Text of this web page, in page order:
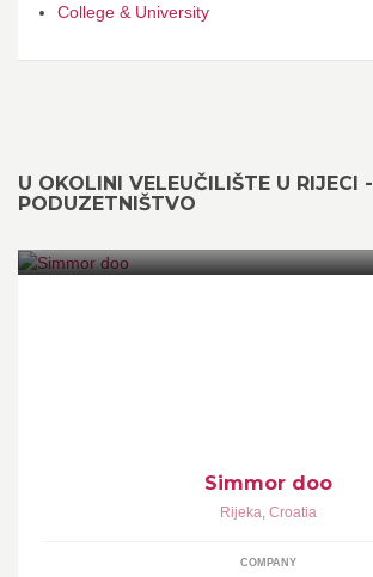
College & University
U OKOLINI VELEUČILIŠTE U RIJECI -
PODUZETNIŠTVO
Simmor doo
Rijeka, Croatia
COMPANY